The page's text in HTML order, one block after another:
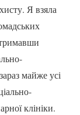
Я взяла
майже усі
клініки.